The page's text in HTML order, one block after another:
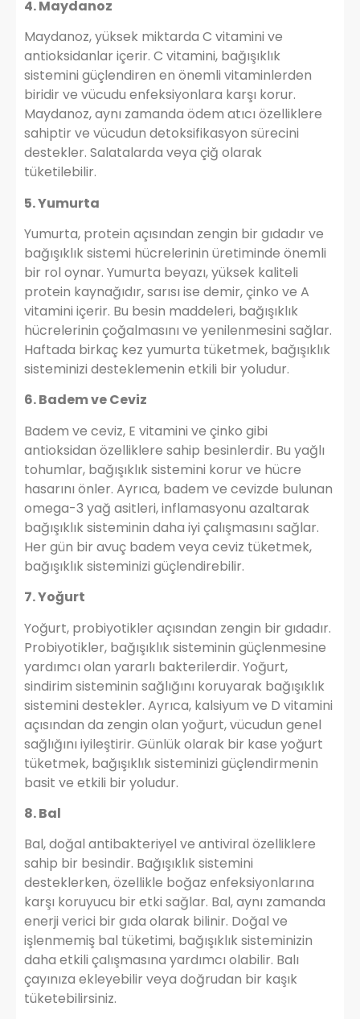
4. Maydanoz
Maydanoz, yüksek miktarda C vitamini ve
antioksidanlar içerir. C vitamini, bağışıklık
sistemini güçlendiren en önemli vitaminlerden
biridir ve vücudu enfeksiyonlara karşı korur.
Maydanoz, aynı zamanda ödem atıcı özelliklere
sahiptir ve vücudun detoksifikasyon sürecini
destekler. Salatalarda veya çiğ olarak
tüketilebilir.
5. Yumurta
Yumurta, protein açısından zengin bir gıdadır ve
bağışıklık sistemi hücrelerinin üretiminde önemli
bir rol oynar. Yumurta beyazı, yüksek kaliteli
protein kaynağıdır, sarısı ise demir, çinko ve A
vitamini içerir. Bu besin maddeleri, bağışıklık
hücrelerinin çoğalmasını ve yenilenmesini sağlar.
Haftada birkaç kez yumurta tüketmek, bağışıklık
sisteminizi desteklemenin etkili bir yoludur.
6. Badem ve Ceviz
Badem ve ceviz, E vitamini ve çinko gibi
antioksidan özelliklere sahip besinlerdir. Bu yağlı
tohumlar, bağışıklık sistemini korur ve hücre
hasarını önler. Ayrıca, badem ve cevizde bulunan
omega-3 yağ asitleri, inflamasyonu azaltarak
bağışıklık sisteminin daha iyi çalışmasını sağlar.
Her gün bir avuç badem veya ceviz tüketmek,
bağışıklık sisteminizi güçlendirebilir.
7. Yoğurt
Yoğurt, probiyotikler açısından zengin bir gıdadır.
Probiyotikler, bağışıklık sisteminin güçlenmesine
yardımcı olan yararlı bakterilerdir. Yoğurt,
sindirim sisteminin sağlığını koruyarak bağışıklık
sistemini destekler. Ayrıca, kalsiyum ve D vitamini
açısından da zengin olan yoğurt, vücudun genel
sağlığını iyileştirir. Günlük olarak bir kase yoğurt
tüketmek, bağışıklık sisteminizi güçlendirmenin
basit ve etkili bir yoludur.
8. Bal
Bal, doğal antibakteriyel ve antiviral özelliklere
sahip bir besindir. Bağışıklık sistemini
desteklerken, özellikle boğaz enfeksiyonlarına
karşı koruyucu bir etki sağlar. Bal, aynı zamanda
enerji verici bir gıda olarak bilinir. Doğal ve
işlenmemiş bal tüketimi, bağışıklık sisteminizin
daha etkili çalışmasına yardımcı olabilir. Balı
çayınıza ekleyebilir veya doğrudan bir kaşık
tüketebilirsiniz.